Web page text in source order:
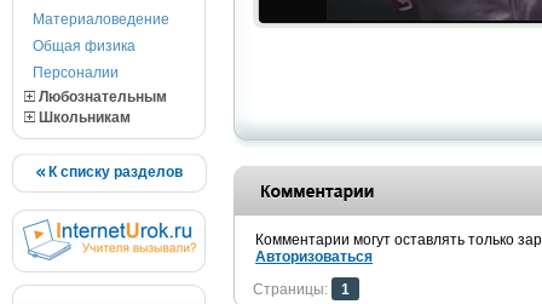
Материаловедение
Общая физика
Персоналии
Любознательным
Школьникам
К списку разделов
Комментарии могут оставлять только
Авторизоваться
Страницы:
1